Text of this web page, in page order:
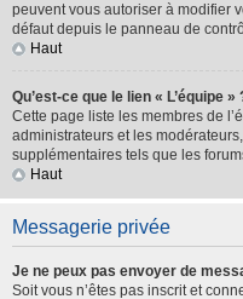
peuvent vous autoriser à modifier
défaut depuis le panneau de
Haut
Qu’est-ce que le lien « L’équipe »
Cette page liste les membres de
administrateurs et les
supplémentaires tels que les
Haut
Messagerie privée
Je ne peux pas envoyer de
Soit vous n’êtes pas inscrit et